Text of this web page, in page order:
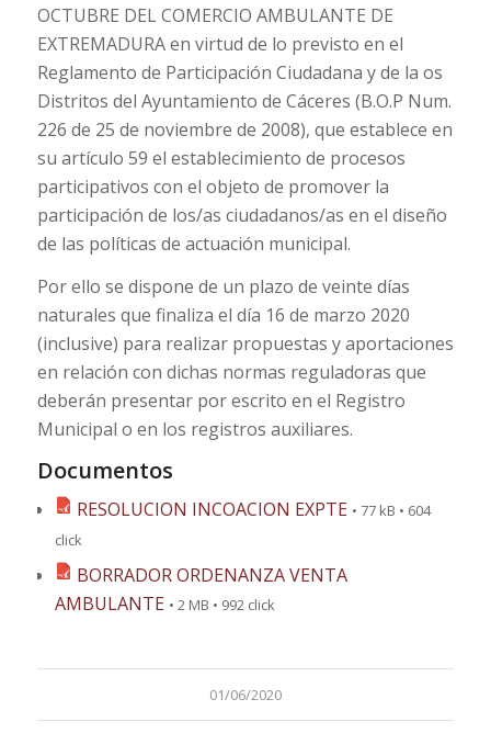
OCTUBRE DEL COMERCIO AMBULANTE DE
EXTREMADURA en virtud de lo previsto en el
Reglamento de Participación Ciudadana y de la os
Distritos del Ayuntamiento de Cáceres (B.O.P Num.
226 de 25 de noviembre de 2008), que establece en
su artículo 59 el establecimiento de procesos
participativos con el objeto de promover la
participación de los/as ciudadanos/as en el diseño
de las políticas de actuación municipal.
Por ello se dispone de un plazo de veinte días
naturales que finaliza el día 16 de marzo 2020
(inclusive) para realizar propuestas y aportaciones
en relación con dichas normas reguladoras que
deberán presentar por escrito en el Registro
Municipal o en los registros auxiliares.
Documentos
RESOLUCION INCOACION EXPTE • 77 kB • 604
click
BORRADOR ORDENANZA VENTA
AMBULANTE • 2 MB • 992 click
01/06/2020